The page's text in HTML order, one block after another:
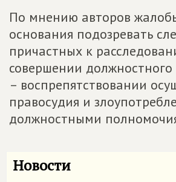
По мнению авторов
основания подозревать
причастных к
совершении должностного
– воспрепятствовании
правосудия и
должностными
Новости